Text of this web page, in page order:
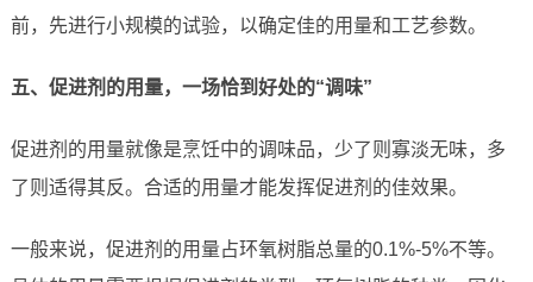
前，先进行小规模的试验，以确定佳的用量和工艺参数。
五、促进剂的用量，一场恰到好处的“调味”
促进剂的用量就像是烹饪中的调味品，少了则寡淡无味，多
了则适得其反。合适的用量才能发挥促进剂的佳效果。
一般来说，促进剂的用量占环氧树脂总量的0.1%-5%不等。